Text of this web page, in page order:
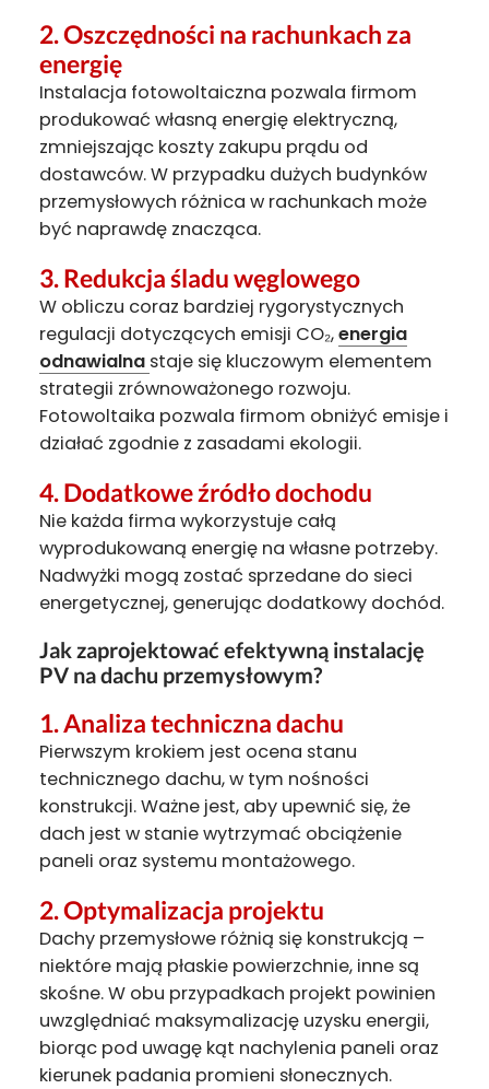
2.Oszczędności na rachunkach za
energię
Instalacja fotowoltaiczna pozwala firmom
produkować własną energię elektryczną,
zmniejszając koszty zakupu prądu od
dostawców. W przypadku dużych budynków
przemysłowych różnica w rachunkach może
być naprawdę znacząca.
3.Redukcja śladu węglowego
W obliczu coraz bardziej rygorystycznych
regulacji dotyczących emisji CO₂,energia
odnawialna staje się kluczowym elementem
strategii zrównoważonego rozwoju.
Fotowoltaika pozwala firmom obniżyć emisje i
działać zgodnie z zasadami ekologii.
4.Dodatkowe źródło dochodu
Nie każda firma wykorzystuje całą
wyprodukowaną energię na własne potrzeby.
Nadwyżki mogą zostać sprzedane do sieci
energetycznej, generując dodatkowy dochód.
Jak zaprojektować efektywną instalację
PV na dachu przemysłowym?
1.Analiza techniczna dachu
Pierwszym krokiem jest ocena stanu
technicznego dachu, w tym nośności
konstrukcji. Ważne jest, aby upewnić się, że
dach jest w stanie wytrzymać obciążenie
paneli oraz systemu montażowego.
2.Optymalizacja projektu
Dachy przemysłowe różnią się konstrukcją –
niektóre mają płaskie powierzchnie, inne są
skośne. W obu przypadkach projekt powinien
uwzględniać maksymalizację uzysku energii,
biorąc pod uwagę kąt nachylenia paneli oraz
kierunek padania promieni słonecznych.